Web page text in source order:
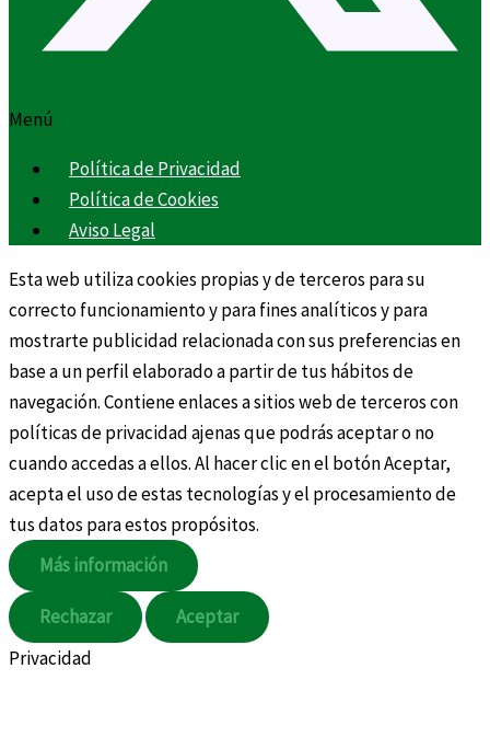
Menú
Política de Privacidad
Política de Cookies
Aviso Legal
Esta web utiliza cookies propias y de terceros para su
correcto funcionamiento y para fines analíticos y para
mostrarte publicidad relacionada con sus preferencias en
base a un perfil elaborado a partir de tus hábitos de
navegación. Contiene enlaces a sitios web de terceros con
políticas de privacidad ajenas que podrás aceptar o no
cuando accedas a ellos. Al hacer clic en el botón Aceptar,
acepta el uso de estas tecnologías y el procesamiento de
tus datos para estos propósitos.
Más información
Rechazar
Aceptar
Privacidad